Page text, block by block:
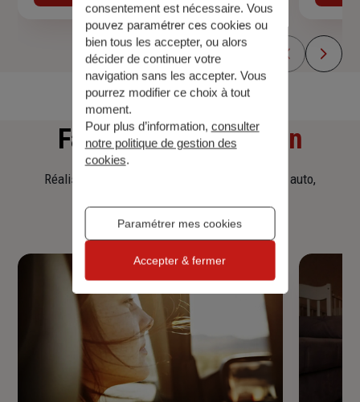
Faitesune simulation
Réalisez une simulation tarifaire d'assurance, auto,
consentement est nécessaire. Vous
pouvez paramétrer ces cookies ou
bien tous les accepter, ou alors
décider de continuer votre
navigation sans les accepter. Vous
pourrez modifier ce choix à tout
moment.
Pour plus d’information, consulter
notre politique de gestion des
cookies.
Paramétrer mes cookies
Accepter & fermer